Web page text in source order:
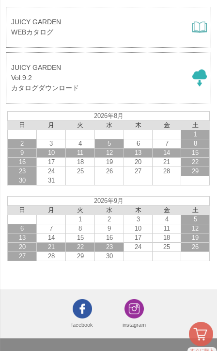
JUICY GARDEN
WEBカタログ
JUICY GARDEN
Vol.9.2
カタログダウンロード
2026年8月
日
月 火 水 木 金
土
1
2
3 4 5 6 7
8
9
10 11 12 13 14
15
16
17 18 19 20 21
22
23
24 25 26 27 28
29
30
31
2026年9月
日
月 火 水 木 金
土
1
2 3 4
5
6
7 8 9 10 11
12
13
14 15 16 17 18
19
20
21 22 23 24 25
26
27
28 29 30
facebook instagram